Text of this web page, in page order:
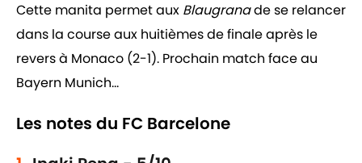
Cette manita permet aux Blaugranade se relancer
dans la course aux huitièmes de finale après le
revers à Monaco (2-1). Prochain match face au
Bayern Munich...
Les notes du FC Barcelone